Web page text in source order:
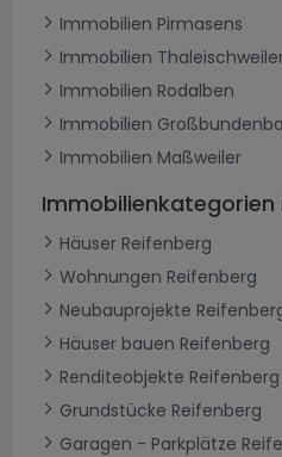
Immobilien Pirmasens
Immobilien
Immobilien Rodalben
Immobilien
Immobilien Maßweiler
Immobilienkategorien
Häuser Reifenberg
Wohnungen Reifenberg
Neubauprojekte
Häuser bauen Reifenberg
Renditeobjekte Reifenberg
Grundstücke Reifenberg
Garagen - Parkplätze